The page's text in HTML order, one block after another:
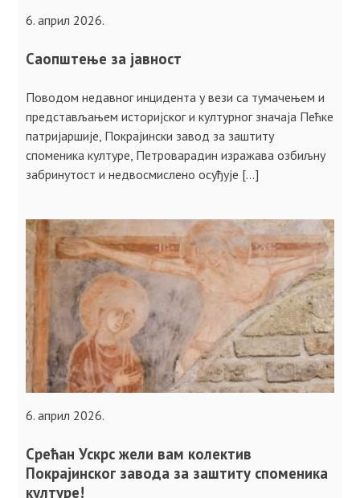
6. април 2026.
Саопштење за јавност
Поводом недавног инцидента у вези са тумачењем и
представљањем историјског и културног значаја Пећкe
патријаршије, Покрајински завод за заштиту
споменика културе, Петроварадин изражава озбиљну
забринутост и недвосмислено осуђује […]
6. април 2026.
Срећан Ускрс жели вам колектив
Покрајинског завода за заштиту споменика
културе!